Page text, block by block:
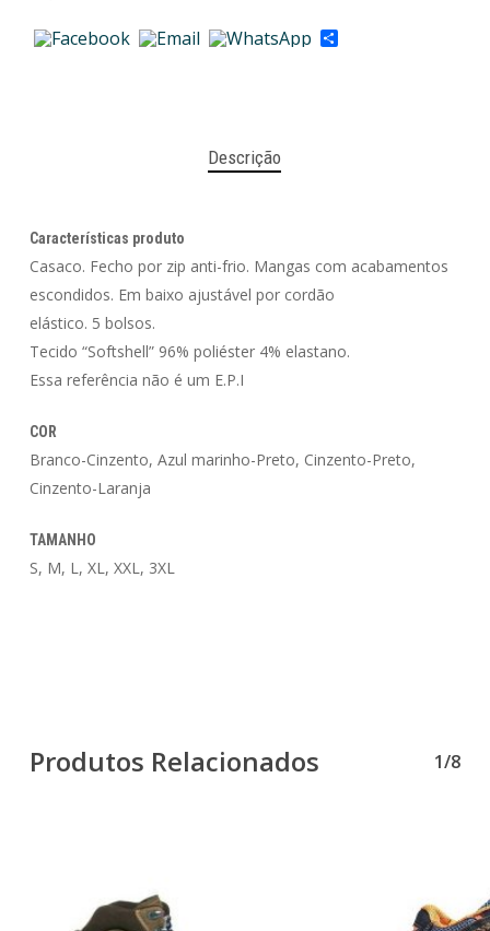
Share
Descrição
Características produto
Casaco. Fecho por zip anti-frio. Mangas com acabamentos
escondidos. Em baixo ajustável por cordão
elástico. 5 bolsos.
Tecido “Softshell” 96% poliéster 4% elastano.
Essa referência não é um E.P.I
COR
Branco-Cinzento, Azul marinho-Preto, Cinzento-Preto,
Cinzento-Laranja
TAMANHO
S, M, L, XL, XXL, 3XL
Produtos Relacionados 1/8